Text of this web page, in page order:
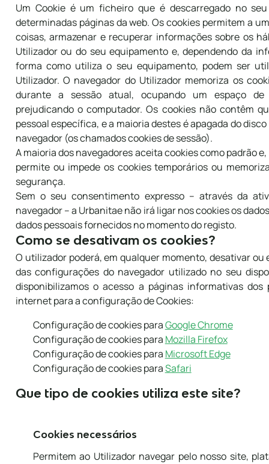
Um Cookie é um ficheiro que é descarregado no
determinadas páginas da web. Os cookies permitem a
coisas, armazenar e recuperar informações sobre os
Utilizador ou do seu equipamento e, dependendo da
forma como utiliza o seu equipamento, podem ser
Utilizador. O navegador do Utilizador memoriza os
durante a sessão atual, ocupando um espaço
prejudicando o computador. Os cookies não contêm
pessoal específica, e a maioria destes é apagada do
navegador (os chamados cookies de sessão).
A maioria dos navegadores aceita cookies como padrão
permite ou impede os cookies temporários ou
segurança.
Sem o seu consentimento expresso – através da
navegador – a Urbanitae não irá ligar nos cookies os
dados pessoais fornecidos no momento do registo.
Como se desativam os cookies?
O utilizador poderá, em qualquer momento, desativar ou
das configurações do navegador utilizado no seu
disponibilizamos o acesso a páginas informativas dos
internet para a configuração de Cookies:
Configuração de cookies paraGoogle Chrome
Configuração de cookies para Mozilla Firefox
Configuração de cookies para Microsoft Edge
Configuração de cookies paraSafari
Que tipo de cookies utiliza este site?
Cookies necessários
Permitem ao Utilizador navegar pelo nosso site,